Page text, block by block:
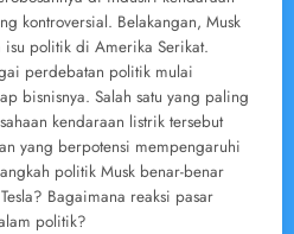
kontroversial. Belakangan, Musk
politik di Amerika Serikat.
perdebatan politik mulai
bisnisnya. Salah satu yang paling
kendaraan listrik tersebut
yang berpotensi mempengaruhi
politik Musk benar-benar
Bagaimana reaksi pasar
politik?